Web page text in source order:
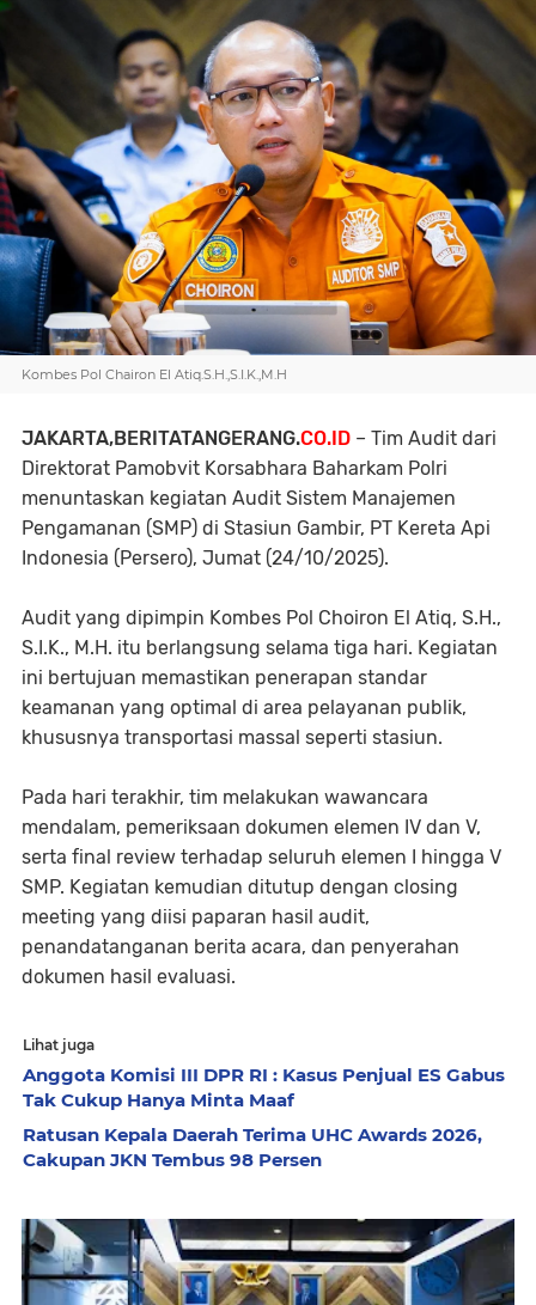
Kombes Pol Chairon El Atiq.S.H.,S.I.K.,M.H
JAKARTA,BERITATANGERANG.CO.ID – Tim Audit dari
Direktorat Pamobvit Korsabhara Baharkam Polri
menuntaskan kegiatan Audit Sistem Manajemen
Pengamanan (SMP) di Stasiun Gambir, PT Kereta Api
Indonesia (Persero), Jumat (24/10/2025).
Audit yang dipimpin Kombes Pol Choiron El Atiq, S.H.,
S.I.K., M.H. itu berlangsung selama tiga hari. Kegiatan
ini bertujuan memastikan penerapan standar
keamanan yang optimal di area pelayanan publik,
khususnya transportasi massal seperti stasiun.
Pada hari terakhir, tim melakukan wawancara
mendalam, pemeriksaan dokumen elemen IV dan V,
serta final review terhadap seluruh elemen I hingga V
SMP. Kegiatan kemudian ditutup dengan closing
meeting yang diisi paparan hasil audit,
penandatanganan berita acara, dan penyerahan
dokumen hasil evaluasi.
Lihat juga
Anggota Komisi III DPR RI : Kasus Penjual ES Gabus
Tak Cukup Hanya Minta Maaf
Ratusan Kepala Daerah Terima UHC Awards 2026,
Cakupan JKN Tembus 98 Persen